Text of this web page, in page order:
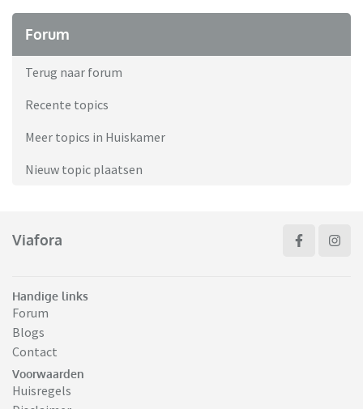
Forum
Terug naar forum
Recente topics
Meer topics in Huiskamer
Nieuw topic plaatsen
Viafora
Handige links
Forum
Blogs
Contact
Voorwaarden
Huisregels